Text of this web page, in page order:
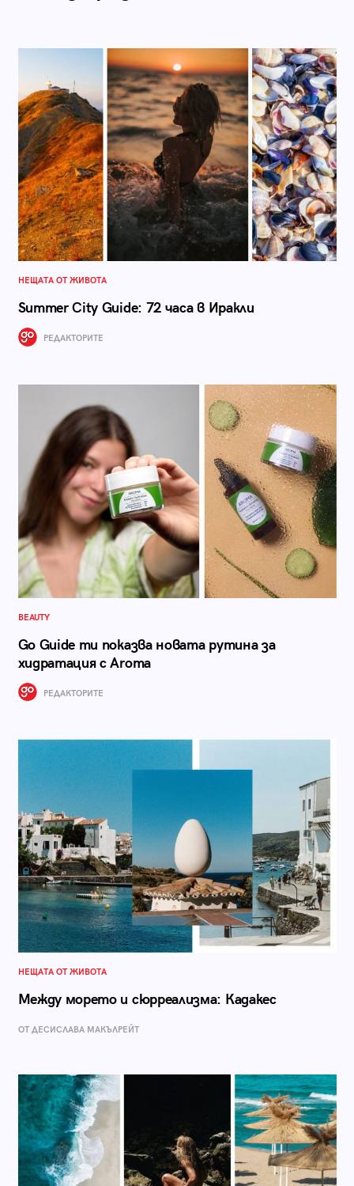
НЕЩАТА ОТ ЖИВОТА
Summer City Guide: 72 часа в Иракли
РЕДАКТОРИТЕ
BEAUTY
Go Guide ти показва новата рутина за
хидратация с Aroma
РЕДАКТОРИТЕ
НЕЩАТА ОТ ЖИВОТА
Между морето и сюрреализма: Кадакес
ОТ ДЕСИСЛАВА МАКЪЛРЕЙТ